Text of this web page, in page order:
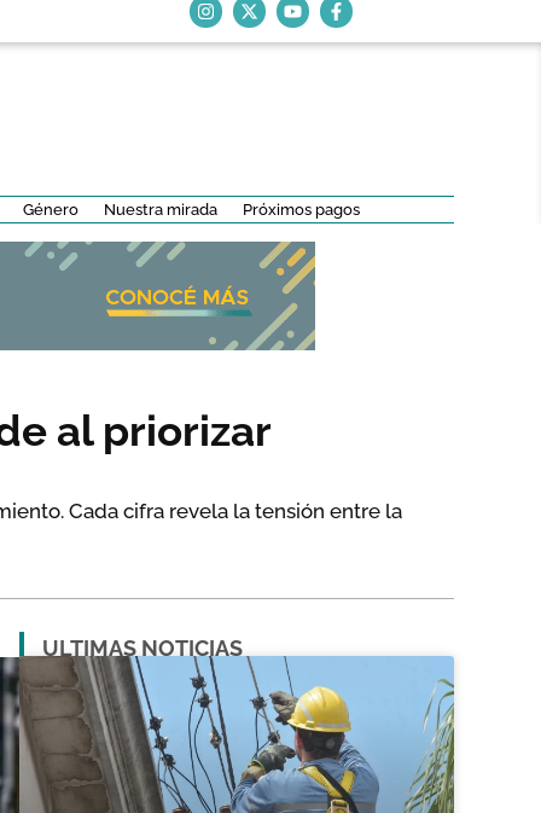
Género Nuestra mirada Próximos pagos
al priorizar
Cada cifra revela la tensión entre la
ULTIMAS NOTICIAS